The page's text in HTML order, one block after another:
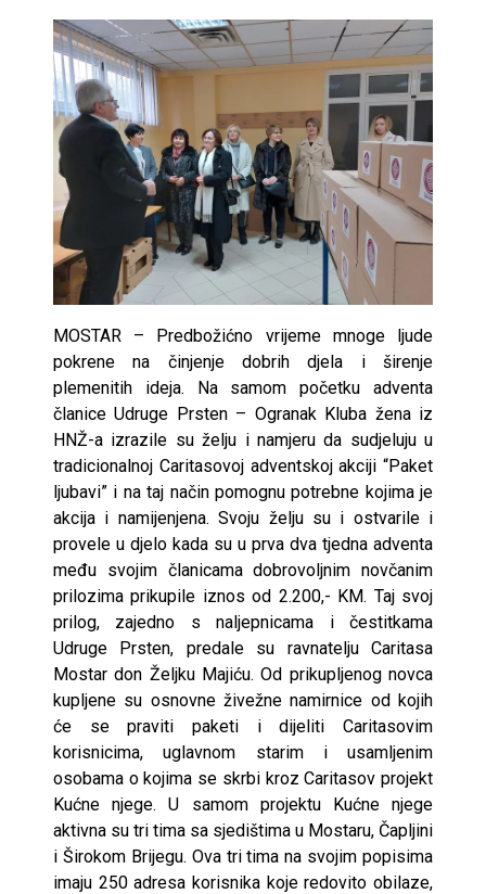
MOSTAR – Predbožićno vrijeme mnoge ljude
pokrene na činjenje dobrih djela i širenje
plemenitih ideja. Na samom početku adventa
članice Udruge Prsten – Ogranak Kluba žena iz
HNŽ-a izrazile su želju i namjeru da sudjeluju u
tradicionalnoj Caritasovoj adventskoj akciji “Paket
ljubavi” i na taj način pomognu potrebne kojima je
akcija i namijenjena. Svoju želju su i ostvarile i
provele u djelo kada su u prva dva tjedna adventa
među svojim članicama dobrovoljnim novčanim
prilozima prikupile iznos od 2.200,- KM. Taj svoj
prilog, zajedno s naljepnicama i čestitkama
Udruge Prsten, predale su ravnatelju Caritasa
Mostar don Željku Majiću. Od prikupljenog novca
kupljene su osnovne živežne namirnice od kojih
će se praviti paketi i dijeliti Caritasovim
korisnicima, uglavnom starim i usamljenim
osobama o kojima se skrbi kroz Caritasov projekt
Kućne njege. U samom projektu Kućne njege
aktivna su tri tima sa sjedištima u Mostaru, Čapljini
i Širokom Brijegu. Ova tri tima na svojim popisima
imaju 250 adresa korisnika koje redovito obilaze,